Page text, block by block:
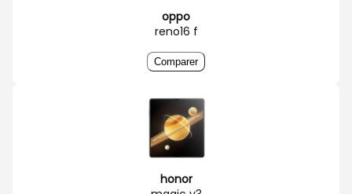
oppo
reno16 f
Comparer
honor